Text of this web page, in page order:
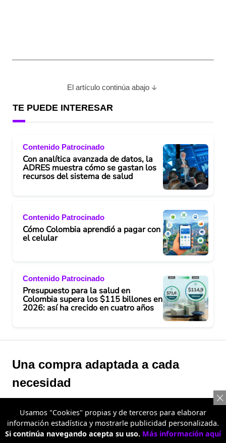
El artículo continúa abajo
TE PUEDE INTERESAR
Contenido Patrocinado
Con analítica avanzada de datos, la
ADRES muestra cómo se gastan los
recursos del sistema de salud
Contenido Patrocinado
Cómo Colombia aprendió a pagar con
el celular
Contenido Patrocinado
Presupuesto para la salud en
Colombia supera los $115 billones en
2026: así ha crecido en cuatro años
Una compra adaptada a cada
necesidad
Uno de los diferenciales de Metro Almacén son sus
precios escalonados, una alternativa que permite
acceder a mejores precios cuando se compran más
Usamos "Cookies" propias y de terceros para elaborar
información estadística y mostrarle publicidad personalizada.
Si continúa navegando acepta su uso. Más información aquí